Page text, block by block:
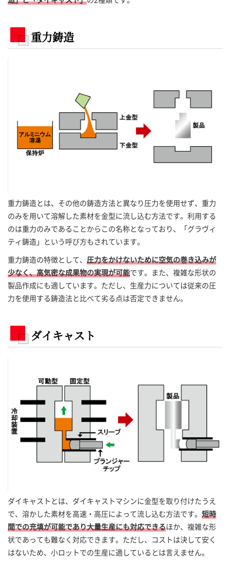
重力鋳造
重力鋳造とは、その他の鋳造方法と異なり圧力を使用せず、重力
のみを用いて溶解した素材を金型に流し込む方法です。利用する
のは重力のみであることからこの名称となっており、「グラヴィ
ティ鋳造」という呼び方もされています。
重力鋳造の特徴として、 圧力をかけないために空気の巻き込みが
少なく、高気密な成果物の実現が可能です。また、複雑な形状の
製品作成にも適しています。ただし、生産力については従来の圧
力を使用する鋳造法と比べて劣る点は否定できません。
ダイキャスト
ダイキャストとは、ダイキャストマシンに金型を取り付けたうえ
で、溶かした素材を高速・高圧によって流し込む方法です。 短時
間での充填が可能であり大量生産にも対応できるほか、複雑な形
状であっても難なく対応できます。ただし、コストは決して安く
はないため、小ロットでの生産に適しているとは言えません。